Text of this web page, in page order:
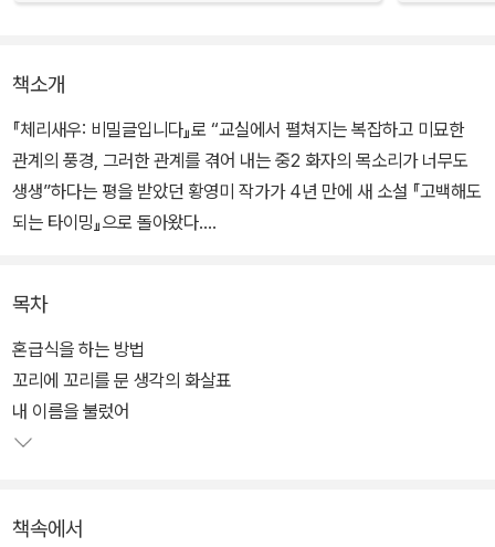
책소개
『체리새우: 비밀글입니다』로 “교실에서 펼쳐지는 복잡하고 미묘한
관계의 풍경, 그러한 관계를 겪어 내는 중2 화자의 목소리가 너무도
생생”하다는 평을 받았던 황영미 작가가 4년 만에 새 소설 『고백해도
되는 타이밍』으로 돌아왔다.
아이들은 보이지 않는 철벽을 두른 듯 차갑게 굴고, 급식도 혼자 먹어
야 하는 처지다. 털어놓을 데가 없어 인터넷에 ‘혼급식 요령 좀 알려
주라.’라는 글을 올려 조언을 얻지만, 급식실 앞에서 “나만 빼고” 다
같이 밥을 먹으러 가는 반 여자애들을 마주치곤 용기를 잃어 교실로
돌아간다.
여러 관계를 맺어 나가고, 마침내는 자꾸 시선이 가는 아이까지 생겨
목차
혼급식을 하는 방법
꼬리에 꼬리를 문 생각의 화살표
내 이름을 불렀어
책속에서